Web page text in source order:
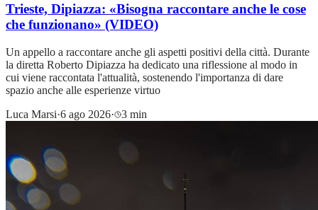
Trieste, Dipiazza: «Bisogna raccontare anche le cose
che funzionano» (VIDEO)
Un appello a raccontare anche gli aspetti positivi della città. Durante
la diretta Roberto Dipiazza ha dedicato una riflessione al modo in
cui viene raccontata l'attualità, sostenendo l'importanza di dare
spazio anche alle esperienze virtuo
Luca Marsi·6 ago 2026· 3 min